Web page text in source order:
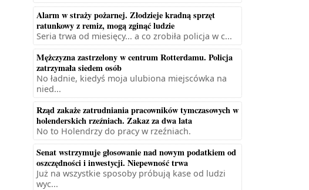
Alarm w straży pożarnej. Złodzieje kradną sprzęt
ratunkowy z remiz, mogą zginąć ludzie
Seria trwa od miesięcy... a co zrobiła policja w c...
Mężczyzna zastrzelony w centrum Rotterdamu. Policja
zatrzymała siedem osób
No ładnie, kiedyś moja ulubiona miejscówka na
nied...
Rząd zakaże zatrudniania pracowników tymczasowych w
holenderskich rzeźniach. Zakaz za dwa lata
No to Holendrzy do pracy w rzeźniach.
Senat wstrzymuje głosowanie nad nowym podatkiem od
oszczędności i inwestycji. Niepewność trwa
Już na wszystkie sposoby próbują kase od ludzi
wyc...